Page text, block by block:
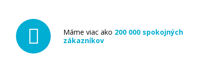
Máme viac ako 200 000 spokojných
zákazníkov